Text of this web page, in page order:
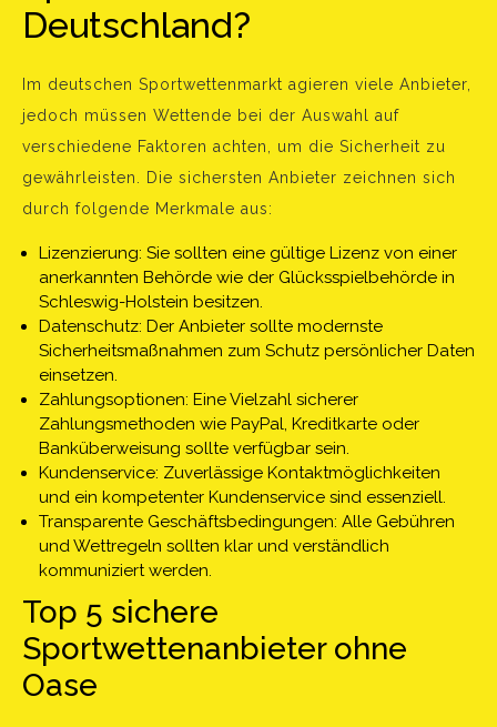
Deutschland?
Im deutschen Sportwettenmarkt agieren viele Anbieter,
jedoch müssen Wettende bei der Auswahl auf
verschiedene Faktoren achten, um die Sicherheit zu
gewährleisten. Die sichersten Anbieter zeichnen sich
durch folgende Merkmale aus:
Lizenzierung: Sie sollten eine gültige Lizenz von einer
anerkannten Behörde wie der Glücksspielbehörde in
Schleswig-Holstein besitzen.
Datenschutz: Der Anbieter sollte modernste
Sicherheitsmaßnahmen zum Schutz persönlicher Daten
einsetzen.
Zahlungsoptionen: Eine Vielzahl sicherer
Zahlungsmethoden wie PayPal, Kreditkarte oder
Banküberweisung sollte verfügbar sein.
Kundenservice: Zuverlässige Kontaktmöglichkeiten
und ein kompetenter Kundenservice sind essenziell.
Transparente Geschäftsbedingungen: Alle Gebühren
und Wettregeln sollten klar und verständlich
kommuniziert werden.
Top 5 sichere
Sportwettenanbieter ohne
Oase